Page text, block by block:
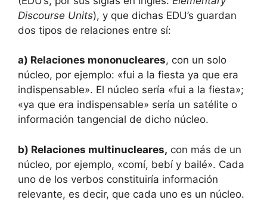
Discourse Units), y que dichas EDU’s guardan
dos tipos de relaciones entre sí:
a) Relaciones mononucleares, con un solo
núcleo, por ejemplo: «fui a la fiesta ya que era
indispensable». El núcleo sería «fui a la fiesta»;
«ya que era indispensable» sería un satélite o
información tangencial de dicho núcleo.
b) Relaciones multinucleares, con más de un
núcleo, por ejemplo, «comí, bebí y bailé». Cada
uno de los verbos constituiría información
relevante, es decir, que cada uno es un núcleo.